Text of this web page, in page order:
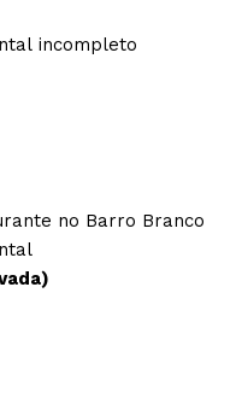
incompleto
no Barro Branco